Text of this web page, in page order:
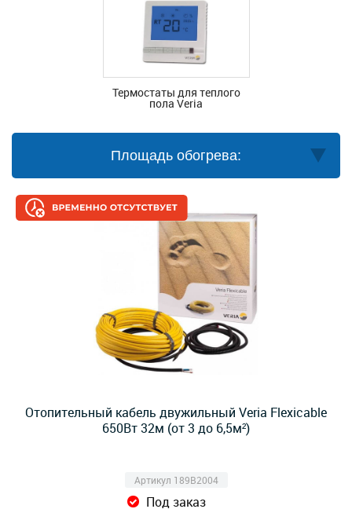
Термостаты для теплого
пола Veria
Площадь обогрева:
Отопительный кабель двужильный Veria Flexicable
650Вт 32м (от 3 до 6,5м²)
Артикул 189B2004
Под заказ